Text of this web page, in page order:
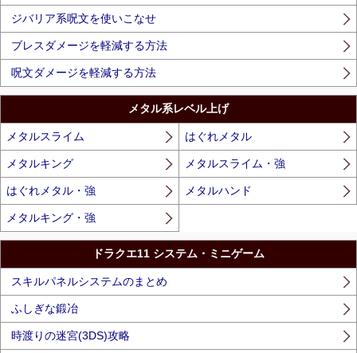
ジバリア系呪文を使いこなせ
ブレスダメージを軽減する方法
呪文ダメージを軽減する方法
メタル系レベル上げ
メタルスライム はぐれメタル
メタルキング メタルスライム・強
はぐれメタル・強 メタルハンド
メタルキング・強
ドラクエ11 システム・ミニゲーム
スキルパネルシステムのまとめ
ふしぎな鍛冶
時渡りの迷宮(3DS)攻略